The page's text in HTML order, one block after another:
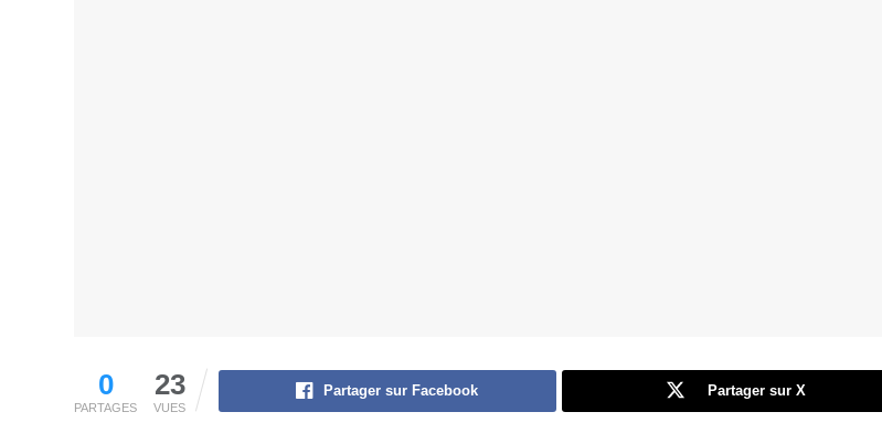
0
PARTAGES
23
VUES
Partager sur Facebook Partager sur X